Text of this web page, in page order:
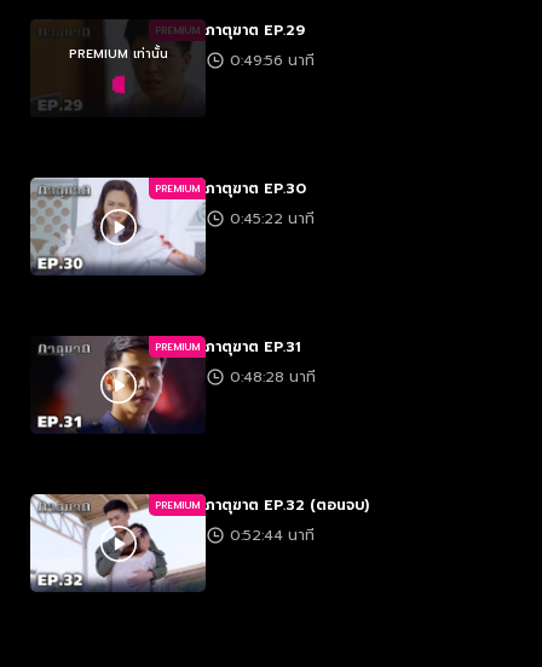
PREMIUM
PREMIUM เท่านั้น
ภาตุฆาต EP.29
0:49:56 นาที
PREMIUM ภาตุฆาต EP.30
0:45:22 นาที
PREMIUM ภาตุฆาต EP.31
0:48:28 นาที
PREMIUM ภาตุฆาต EP.32 (ตอนจบ)
0:52:44 นาที